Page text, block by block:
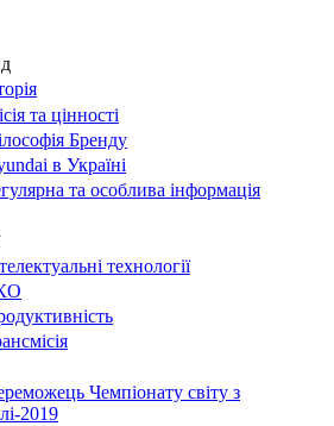
та цінності
Бренду
в Україні
та особлива інформація
технології
Чемпіонату світу з
2019